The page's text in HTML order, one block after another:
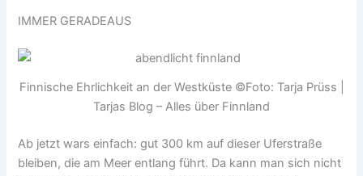
IMMER GERADEAUS
Finnische Ehrlichkeit an der Westküste ©Foto: Tarja Prüss |
Tarjas Blog – Alles über Finnland
Ab jetzt wars einfach: gut 300 km auf dieser Uferstraße
bleiben, die am Meer entlang führt. Da kann man sich nicht